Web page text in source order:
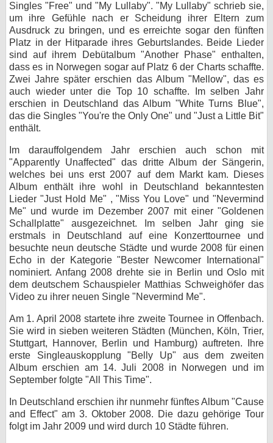
Singles "Free" und "My Lullaby". "My Lullaby" schrieb sie,
um ihre Gefühle nach er Scheidung ihrer Eltern zum
Ausdruck zu bringen, und es erreichte sogar den fünften
Platz in der Hitparade ihres Geburtslandes. Beide Lieder
sind auf ihrem Debütalbum "Another Phase" enthalten,
dass es in Norwegen sogar auf Platz 6 der Charts schaffte.
Zwei Jahre später erschien das Album "Mellow", das es
auch wieder unter die Top 10 schaffte. Im selben Jahr
erschien in Deutschland das Album "White Turns Blue",
das die Singles "You're the Only One" und "Just a Little Bit"
enthält.
Im darauffolgendem Jahr erschien auch schon mit
"Apparently Unaffected" das dritte Album der Sängerin,
welches bei uns erst 2007 auf dem Markt kam. Dieses
Album enthält ihre wohl in Deutschland bekanntesten
Lieder "Just Hold Me" , "Miss You Love" und "Nevermind
Me" und wurde im Dezember 2007 mit einer "Goldenen
Schallplatte" ausgezeichnet. Im selben Jahr ging sie
erstmals in Deutschland auf eine Konzerttournee und
besuchte neun deutsche Städte und wurde 2008 für einen
Echo in der Kategorie "Bester Newcomer International"
nominiert. Anfang 2008 drehte sie in Berlin und Oslo mit
dem deutschem Schauspieler Matthias Schweighöfer das
Video zu ihrer neuen Single "Nevermind Me".
Am 1. April 2008 startete ihre zweite Tournee in Offenbach.
Sie wird in sieben weiteren Städten (München, Köln, Trier,
Stuttgart, Hannover, Berlin und Hamburg) auftreten. Ihre
erste Singleauskopplung "Belly Up" aus dem zweiten
Album erschien am 14. Juli 2008 in Norwegen und im
September folgte "All This Time".
In Deutschland erschien ihr nunmehr fünftes Album "Cause
and Effect" am 3. Oktober 2008. Die dazu gehörige Tour
folgt im Jahr 2009 und wird durch 10 Städte führen.
Kontakt
Nutzungsbedingungen
Datenschutz
Cookie-Einstellungen
Impressum
myFanbase